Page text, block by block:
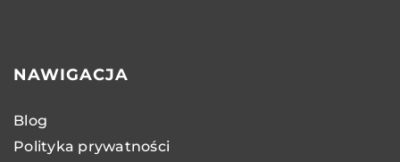
NAWIGACJA
Blog
Polityka prywatności